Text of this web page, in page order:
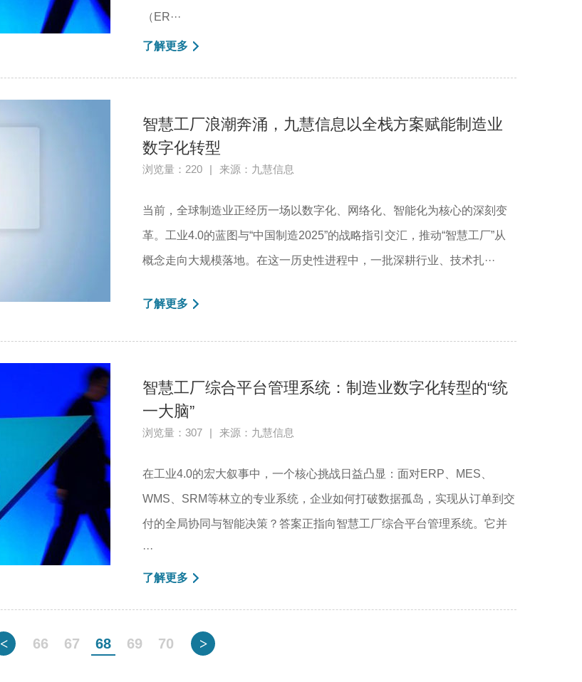
（ER···
了解更多
智慧工厂浪潮奔涌，九慧信息以全栈方案赋能制造业
数字化转型
浏览量：220 | 来源：九慧信息
当前，全球制造业正经历一场以数字化、网络化、智能化为核心的深刻变
革。工业4.0的蓝图与“中国制造2025”的战略指引交汇，推动“智慧工厂”从
概念走向大规模落地。在这一历史性进程中，一批深耕行业、技术扎···
了解更多
智慧工厂综合平台管理系统：制造业数字化转型的“统
一大脑”
浏览量：307 | 来源：九慧信息
在工业4.0的宏大叙事中，一个核心挑战日益凸显：面对ERP、MES、
WMS、SRM等林立的专业系统，企业如何打破数据孤岛，实现从订单到交
付的全局协同与智能决策？答案正指向智慧工厂综合平台管理系统。它并
···
了解更多
< 66 67 68 69 70 >